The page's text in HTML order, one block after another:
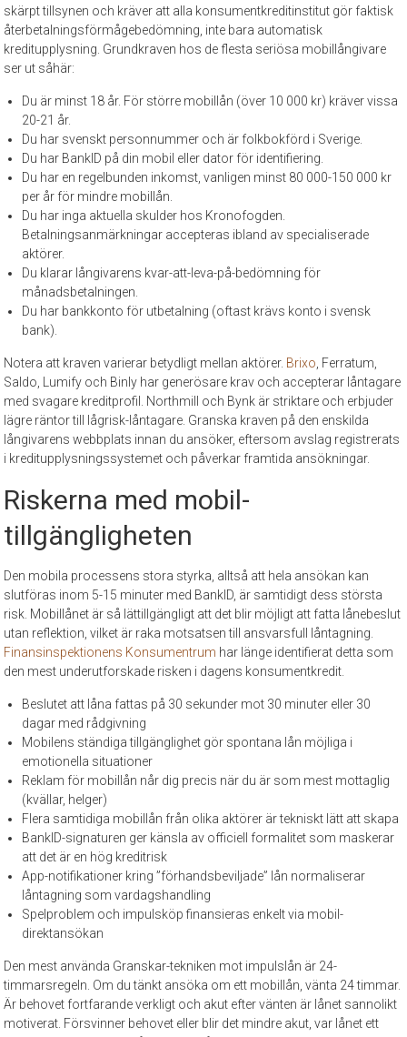
skärpt tillsynen och kräver att alla konsumentkreditinstitut gör faktisk
återbetalningsförmågebedömning, inte bara automatisk
kreditupplysning. Grundkraven hos de flesta seriösa mobillångivare
ser ut såhär:
Du är minst 18 år. För större mobillån (över 10 000 kr) kräver vissa
20-21 år.
Du har svenskt personnummer och är folkbokförd i Sverige.
Du har BankID på din mobil eller dator för identifiering.
Du har en regelbunden inkomst, vanligen minst 80 000-150 000 kr
per år för mindre mobillån.
Du har inga aktuella skulder hos Kronofogden.
Betalningsanmärkningar accepteras ibland av specialiserade
aktörer.
Du klarar långivarens kvar-att-leva-på-bedömning för
månadsbetalningen.
Du har bankkonto för utbetalning (oftast krävs konto i svensk
bank).
Notera att kraven varierar betydligt mellan aktörer. Brixo , Ferratum,
Saldo, Lumify och Binly har generösare krav och accepterar låntagare
med svagare kreditprofil. Northmill och Bynk är striktare och erbjuder
lägre räntor till lågrisk-låntagare. Granska kraven på den enskilda
långivarens webbplats innan du ansöker, eftersom avslag registrerats
i kreditupplysningssystemet och påverkar framtida ansökningar.
Riskerna med mobil-
tillgängligheten
Den mobila processens stora styrka, alltså att hela ansökan kan
slutföras inom 5-15 minuter med BankID, är samtidigt dess största
risk. Mobillånet är så lättillgängligt att det blir möjligt att fatta lånebeslut
utan reflektion, vilket är raka motsatsen till ansvarsfull låntagning.
Finansinspektionens Konsumentrum har länge identifierat detta som
den mest underutforskade risken i dagens konsumentkredit.
Beslutet att låna fattas på 30 sekunder mot 30 minuter eller 30
dagar med rådgivning
Mobilens ständiga tillgänglighet gör spontana lån möjliga i
emotionella situationer
Reklam för mobillån når dig precis när du är som mest mottaglig
(kvällar, helger)
Flera samtidiga mobillån från olika aktörer är tekniskt lätt att skapa
BankID-signaturen ger känsla av officiell formalitet som maskerar
att det är en hög kreditrisk
App-notifikationer kring ”förhandsbeviljade” lån normaliserar
låntagning som vardagshandling
Spelproblem och impulsköp finansieras enkelt via mobil-
direktansökan
Den mest använda Granskar-tekniken mot impulslån är 24-
timmarsregeln. Om du tänkt ansöka om ett mobillån, vänta 24 timmar.
Är behovet fortfarande verkligt och akut efter vänten är lånet sannolikt
motiverat. Försvinner behovet eller blir det mindre akut, var lånet ett